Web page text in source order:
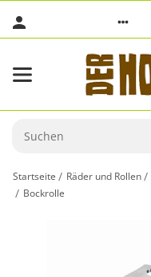
Startseite Räder und Rollen
Bockrolle